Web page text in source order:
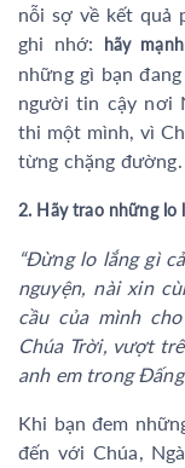
nỗi sợ về kết quả
ghi nhớ:
hãy
những gì bạn
người tin cậy nơi
thi một mình, vì
từng chặng đường.
2. Hãy trao những lo
“Đừng lo lắng gì
nguyện, nài xin
cầu của mình
Chúa Trời, vượt
anh em trong
Khi bạn đem
đến với Chúa,